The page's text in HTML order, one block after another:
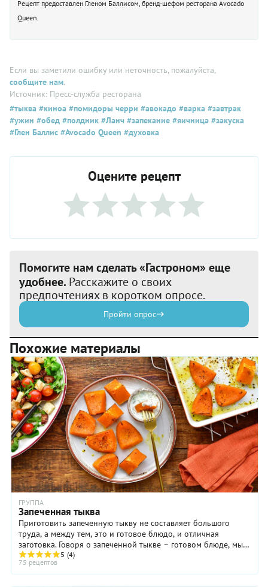
Рецепт предоставлен Гленом Баллисом, бренд-шефом ресторана Avocado
Queen.
Если вы заметили ошибку или неточность, пожалуйста,
сообщите нам.
Источник: Пресс-служба ресторана
#тыква #киноа #помидоры черри #авокадо #варка #завтрак
#ужин #обед #полдник #Ланч #запекание #яичница #закуска
#Глен Баллис #Avocado Queen #духовка
Оцените рецепт
Помогите нам сделать «Гастроном» еще
удобнее. Расскажите о своих
предпочтениях в коротком опросе.
Пройти опрос
Похожие материалы
ГРУППА
Запеченная тыква
Приготовить запеченную тыкву не составляет большого
труда, а между тем, это и готовое блюдо, и отличная
заготовка. Говоря о запеченной тыкве – готовом блюде, мы
чаще всего имеем ввиду тыкву ...
5 (4)
75 рецептов